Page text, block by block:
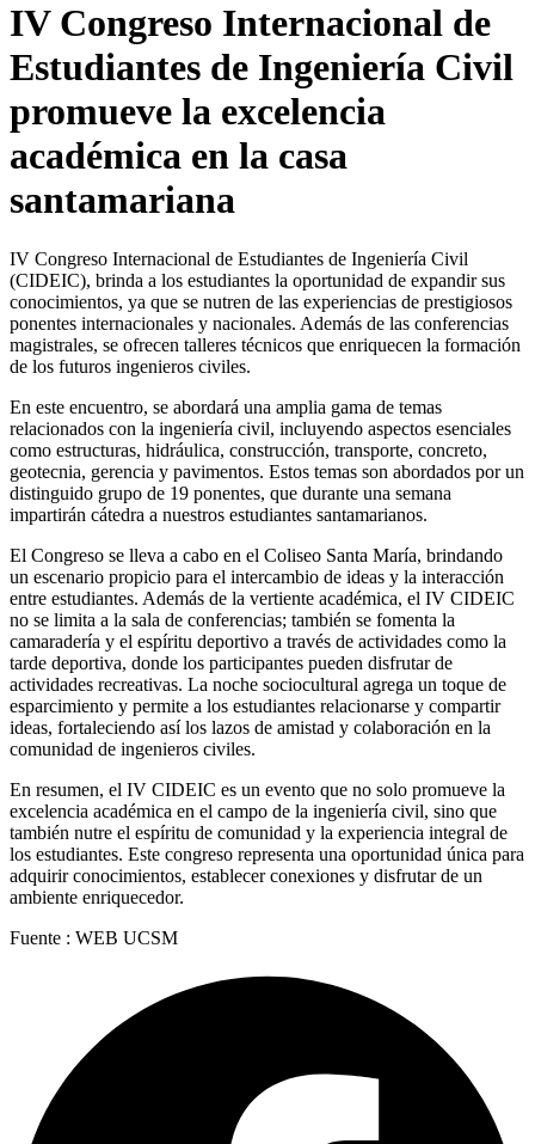
IV Congreso Internacional de
Estudiantes de Ingeniería Civil
promueve la excelencia
académica en la casa
santamariana
IV Congreso Internacional de Estudiantes de Ingeniería Civil
(CIDEIC), brinda a los estudiantes la oportunidad de expandir sus
conocimientos, ya que se nutren de las experiencias de prestigiosos
ponentes internacionales y nacionales. Además de las conferencias
magistrales, se ofrecen talleres técnicos que enriquecen la formación
de los futuros ingenieros civiles.
En este encuentro, se abordará una amplia gama de temas
relacionados con la ingeniería civil, incluyendo aspectos esenciales
como estructuras, hidráulica, construcción, transporte, concreto,
geotecnia, gerencia y pavimentos. Estos temas son abordados por un
distinguido grupo de 19 ponentes, que durante una semana
impartirán cátedra a nuestros estudiantes santamarianos.
El Congreso se lleva a cabo en el Coliseo Santa María, brindando
un escenario propicio para el intercambio de ideas y la interacción
entre estudiantes. Además de la vertiente académica, el IV CIDEIC
no se limita a la sala de conferencias; también se fomenta la
camaradería y el espíritu deportivo a través de actividades como la
tarde deportiva, donde los participantes pueden disfrutar de
actividades recreativas. La noche sociocultural agrega un toque de
esparcimiento y permite a los estudiantes relacionarse y compartir
ideas, fortaleciendo así los lazos de amistad y colaboración en la
comunidad de ingenieros civiles.
En resumen, el IV CIDEIC es un evento que no solo promueve la
excelencia académica en el campo de la ingeniería civil, sino que
también nutre el espíritu de comunidad y la experiencia integral de
los estudiantes. Este congreso representa una oportunidad única para
adquirir conocimientos, establecer conexiones y disfrutar de un
ambiente enriquecedor.
Fuente : WEB UCSM